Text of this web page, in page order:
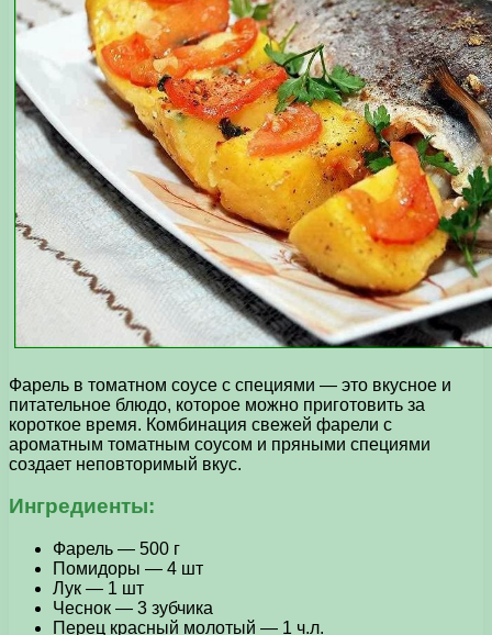
Фарель в томатном соусе с специями — это вкусное и
питательное блюдо, которое можно приготовить за
короткое время. Комбинация свежей фарели с
ароматным томатным соусом и пряными специями
создает неповторимый вкус.
Ингредиенты:
Фарель — 500 г
Помидоры — 4 шт
Лук — 1 шт
Чеснок — 3 зубчика
Перец красный молотый — 1 ч.л.